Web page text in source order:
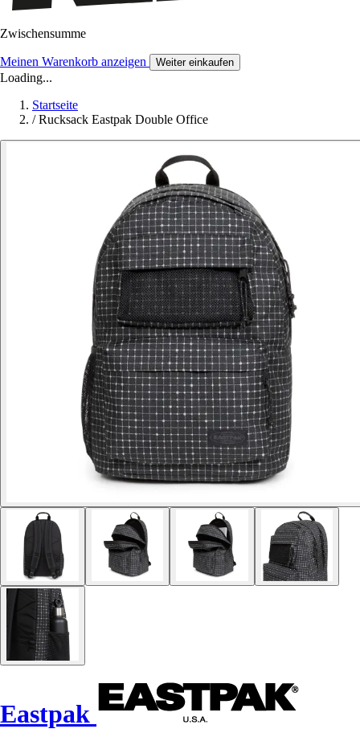
Zwischensumme
Meinen Warenkorb anzeigen Weiter einkaufen
Loading...
Startseite
/ Rucksack Eastpak Double Office
Eastpak